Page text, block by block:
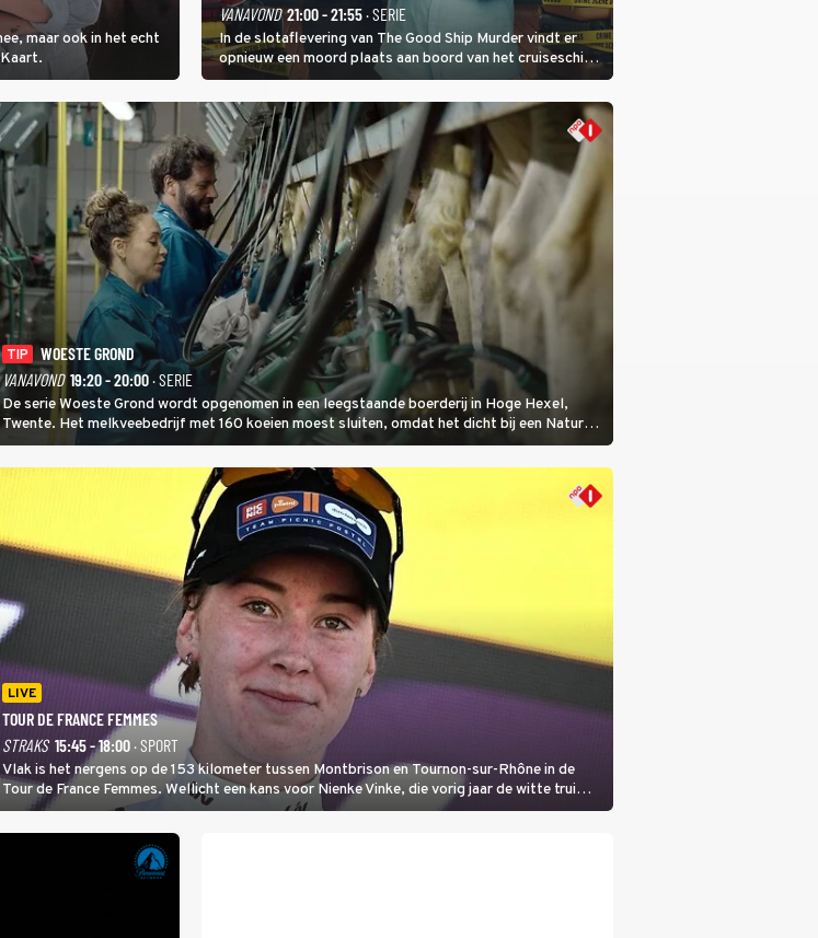
maar ook in het echt
VANAVOND 21:00 - 21:55· SERIE
In de slotaflevering van The Good Ship Murder vindt er
opnieuw een moord plaats aan boord van het cruiseschip,
waarbij dit keer een bemanningslid het slachtoffer is en
kapitein Marlowe de dader lijkt te zijn.
TIP
WOESTE GROND
VANAVOND 19:20 - 20:00· SERIE
De serie Woeste Grond wordt opgenomen in een leegstaande boerderij in Hoge Hexel,
Twente. Het melkveebedrijf met 160 koeien moest sluiten, omdat het dicht bij een Natura
2000-gebied ligt. In de serie heerst er een gevaarlijke veeziekte.
LIVE
TOUR DE FRANCE FEMMES
STRAKS 15:45 - 18:00 · SPORT
Vlak is het nergens op de 153 kilometer tussen Montbrison en Tournon-sur-Rhône in de
Tour de France Femmes. Wellicht een kans voor Nienke Vinke, die vorig jaar de witte trui
won.